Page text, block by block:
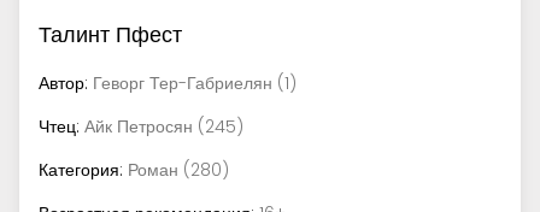
Талинт Пфест
Автор: Геворг Тер-Габриелян (1)
Чтец: Айк Петросян (245)
Категория: Роман (280)